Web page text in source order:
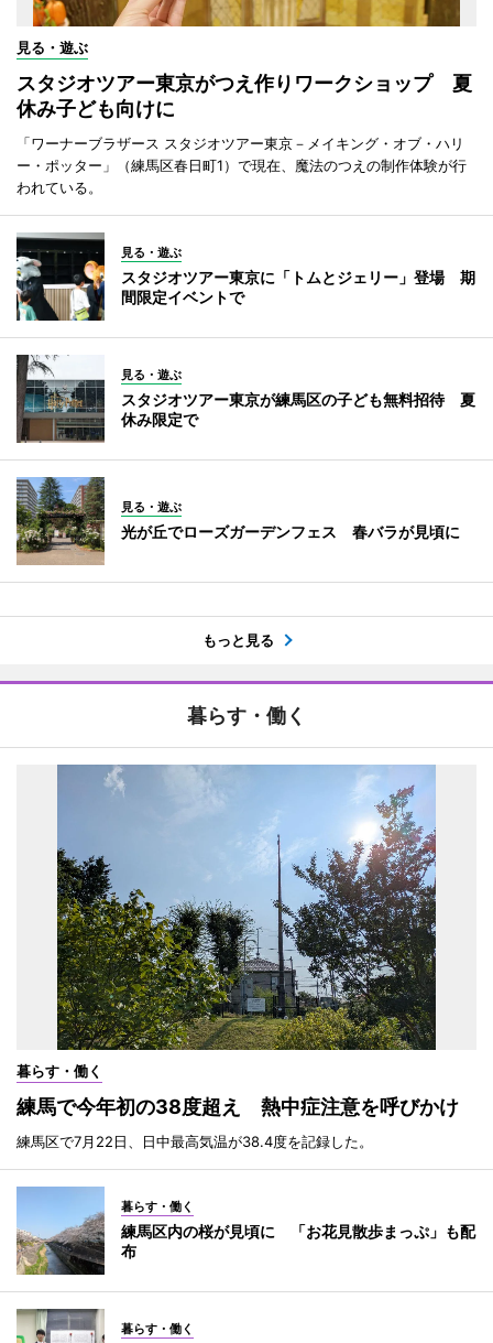
見る・遊ぶ
スタジオツアー東京がつえ作りワークショップ 夏
休み子ども向けに
「ワーナーブラザース スタジオツアー東京－メイキング・オブ・ハリ
ー・ポッター」（練馬区春日町1）で現在、魔法のつえの制作体験が行
われている。
見る・遊ぶ
スタジオツアー東京に「トムとジェリー」登場 期
間限定イベントで
見る・遊ぶ
スタジオツアー東京が練馬区の子ども無料招待 夏
休み限定で
見る・遊ぶ
光が丘でローズガーデンフェス 春バラが見頃に
もっと見る
暮らす・働く
暮らす・働く
練馬で今年初の38度超え 熱中症注意を呼びかけ
練馬区で7月22日、日中最高気温が38.4度を記録した。
暮らす・働く
練馬区内の桜が見頃に 「お花見散歩まっぷ」も配
布
暮らす・働く